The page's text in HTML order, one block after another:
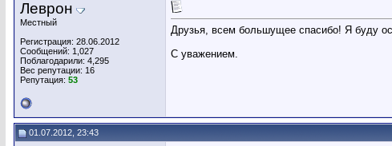
Леврон
Местный
Регистрация: 28.06.2012
Сообщений: 1,027
Поблагодарили: 4,295
Вес репутации: 16
Репутация: 53
Друзья, всем большущее спасибо! Я буду
С уважением.
01.07.2012, 23:43